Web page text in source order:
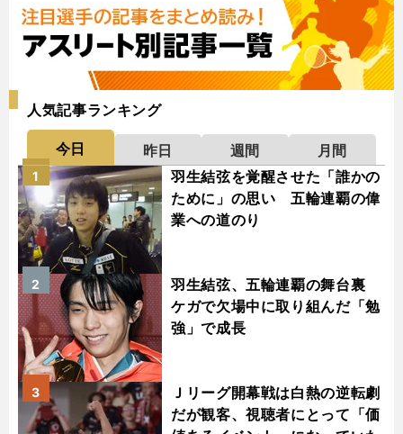
人気記事ランキング
今日 昨日 週間
月間
羽生結弦を覚醒させた「誰かの
ために」の思い 五輪連覇の偉
業への道のり
1
羽生結弦、五輪連覇の舞台裏
ケガで欠場中に取り組んだ「勉
強」で成長
2
Ｊリーグ開幕戦は白熱の逆転劇
だが観客、視聴者にとって「価
3